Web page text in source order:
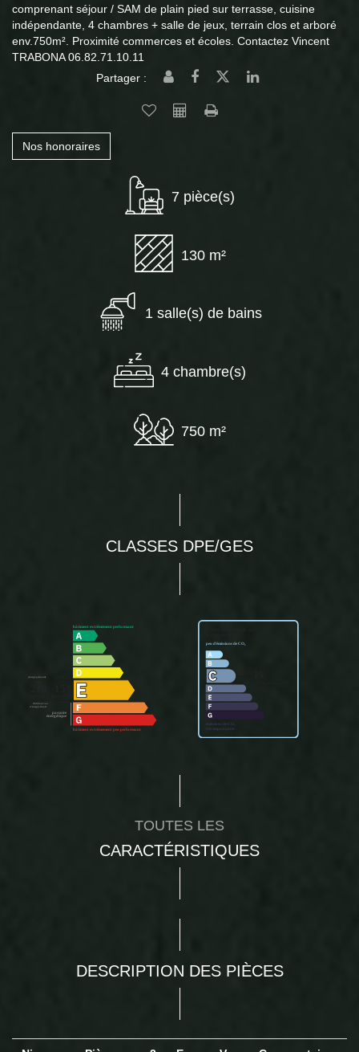
comprenant séjour / SAM de plain pied sur terrasse, cuisine
indépendante, 4 chambres + salle de jeux, terrain clos et arboré
env.750m². Proximité commerces et écoles. Contactez Vincent
TRABONA 06.82.71.10.11
Partager :
Nos honoraires
7 pièce(s)
130 m²
1 salle(s) de bains
4 chambre(s)
750 m²
CLASSES DPE/GES
TOUTES LES
CARACTÉRISTIQUES
DESCRIPTION DES PIÈCES